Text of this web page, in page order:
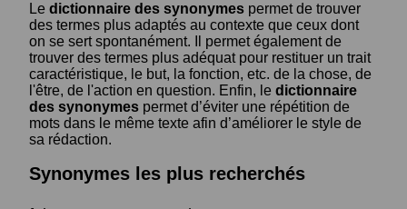
Le dictionnaire des synonymes permet de trouver
des termes plus adaptés au contexte que ceux dont
on se sert spontanément. Il permet également de
trouver des termes plus adéquat pour restituer un trait
caractéristique, le but, la fonction, etc. de la chose, de
l'être, de l'action en question. Enfin, le dictionnaire
des synonymes permet d’éviter une répétition de
mots dans le même texte afin d’améliorer le style de
sa rédaction.
Synonymes les plus recherchés